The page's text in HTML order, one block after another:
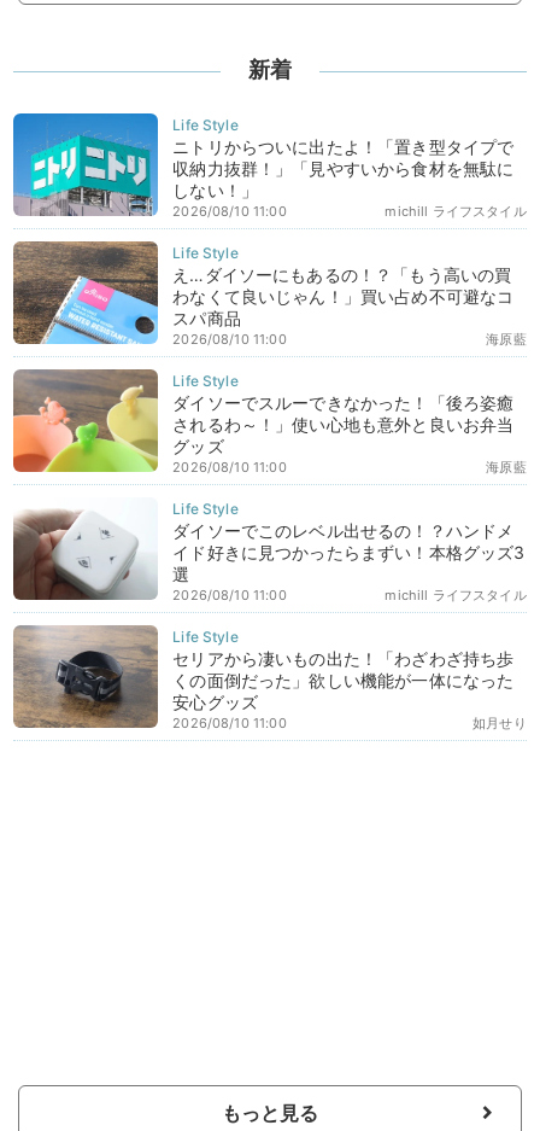
新着
ニトリからついに出たよ！「置き型タイプで
収納力抜群！」「見やすいから食材を無駄に
しない！」
michill ライフスタイル
2026/08/10 11:00
え…ダイソーにもあるの！？「もう高いの買
わなくて良いじゃん！」買い占め不可避なコ
スパ商品
海原藍
2026/08/10 11:00
ダイソーでスルーできなかった！「後ろ姿癒
されるわ～！」使い心地も意外と良いお弁当
グッズ
海原藍
2026/08/10 11:00
ダイソーでこのレベル出せるの！？ハンドメ
イド好きに見つかったらまずい！本格グッズ3
選
michill ライフスタイル
2026/08/10 11:00
セリアから凄いもの出た！「わざわざ持ち歩
くの面倒だった」欲しい機能が一体になった
安心グッズ
如月せり
2026/08/10 11:00
もっと見る